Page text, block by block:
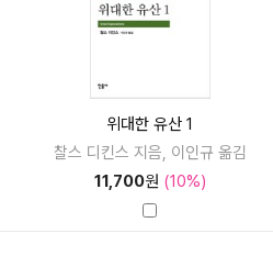
위대한 유산 1
찰스 디킨스 지음, 이인규 옮김
11,700원 (10%)